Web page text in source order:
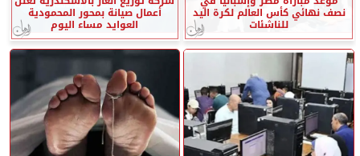
نصف نهائي كأس العالم لكرة اليد
للناشئات
أعمال صيانة بمحور المحمودية
العوايد مساء اليوم